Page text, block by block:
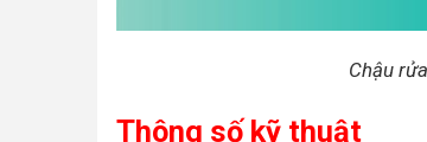
Chậu
Thông số kỹ thuật